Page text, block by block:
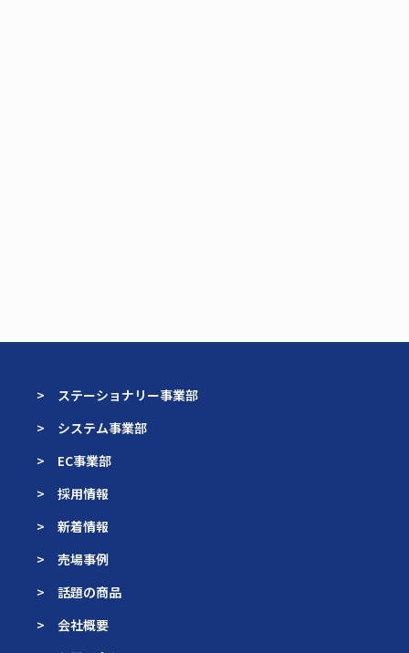
> ステーショナリー事業部
> システム事業部
> EC事業部
> 採用情報
> 新着情報
> 売場事例
> 話題の商品
> 会社概要